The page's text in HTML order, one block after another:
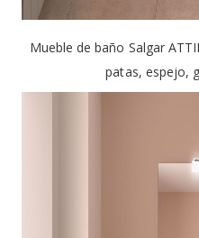
Mueble de baño Salgar
patas, espejo,